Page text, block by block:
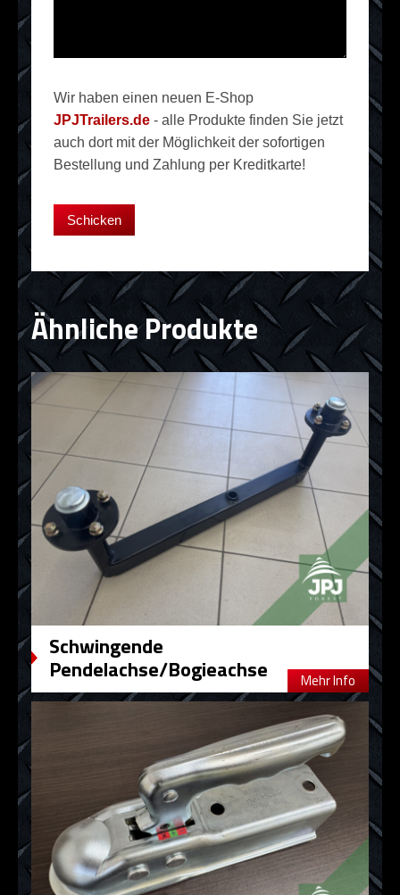
Wir haben einen neuen E-Shop
JPJTrailers.de - alle Produkte finden Sie jetzt
auch dort mit der Möglichkeit der sofortigen
Bestellung und Zahlung per Kreditkarte!
Ähnliche Produkte
Schwingende
Pendelachse/Bogieachse Mehr Info